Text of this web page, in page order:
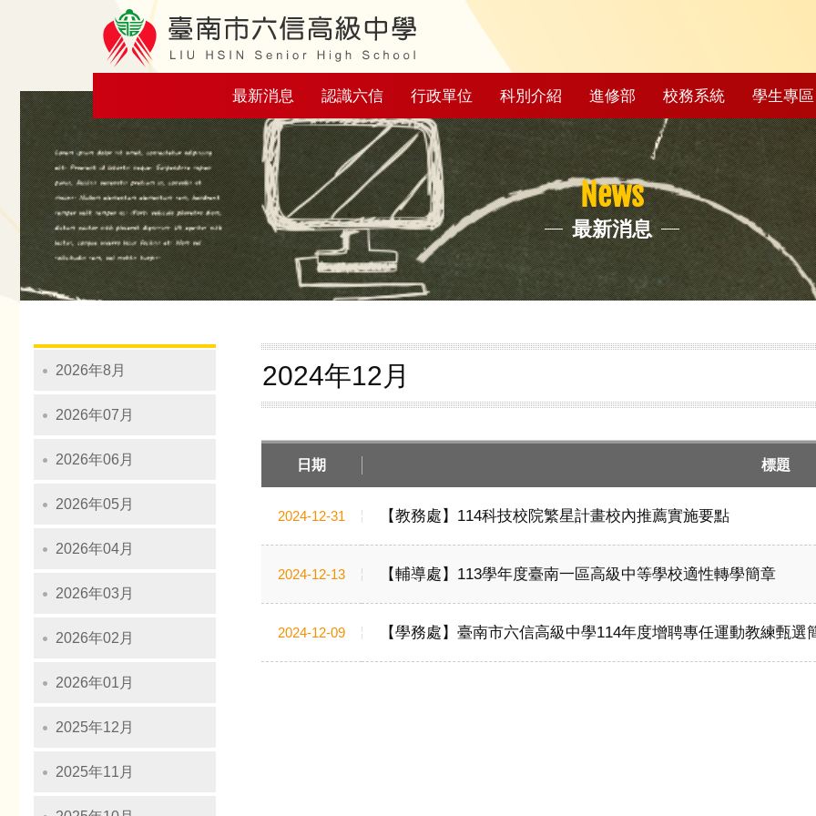
Navigation
最新消息 認識六信 行政單位 科別介紹 進修部 校務系統 學生專區
News
最新消息
2024年12月
日期 標題
2024-12-31 【教務處】114科技校院繁星計畫校內推薦實施要點
2024-12-13 【輔導處】113學年度臺南一區高級中等學校適性轉學簡章
2024-12-09 【學務處】臺南市六信高級中學114年度增聘專任運動教練甄選
2026年8月
2026年07月
2026年06月
2026年05月
2026年04月
2026年03月
2026年02月
2026年01月
2025年12月
2025年11月